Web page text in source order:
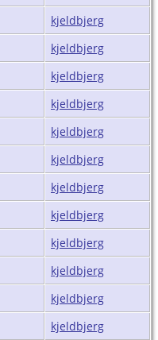
kjeldbjerg
kjeldbjerg
kjeldbjerg
kjeldbjerg
kjeldbjerg
kjeldbjerg
kjeldbjerg
kjeldbjerg
kjeldbjerg
kjeldbjerg
kjeldbjerg
kjeldbjerg